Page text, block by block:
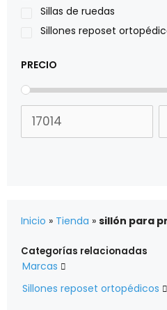
Xiehe Medical
Sillas de ruedas
Sillones reposet
PRECIO
Inicio » Tienda » sillón para
Categorías relacionadas
Marcas 
Sillones reposet ortopédicos 